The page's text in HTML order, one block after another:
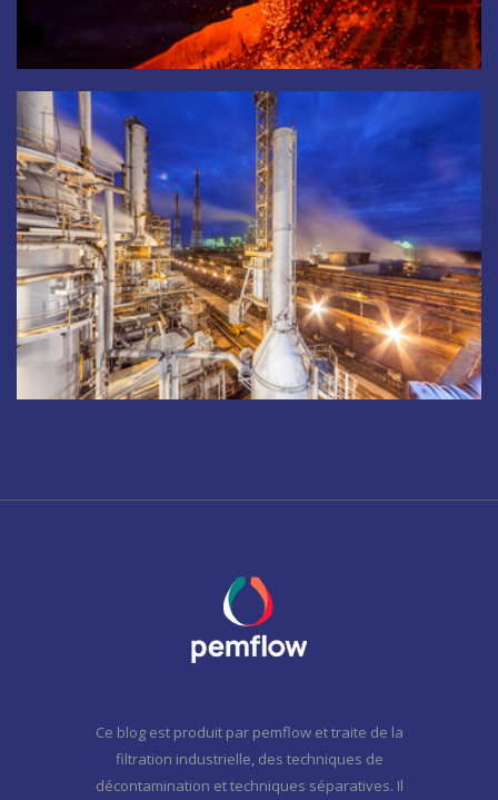
Ce blog est produit par pemflow et traite de la
filtration industrielle, des techniques de
décontamination et techniques séparatives. Il